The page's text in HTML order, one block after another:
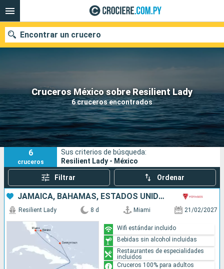
Cruceros México sobre Resilient Lady
6 cruceros encontrados
Encontrar un crucero
Nuestros destinos
Fecha de salida
Puertos Compañías
Buscar
6
cruceros
Sus criterios de búsqueda:
Resilient Lady - México
Filtrar Ordenar
JAMAICA, BAHAMAS, ESTADOS UNIDOS
Resilient Lady 8 d Miami 21/02/2027
Wifi estándar incluido
Bebidas sin alcohol incluidas
Restaurantes de especialidades
incluidos
Cruceros 100% para adultos